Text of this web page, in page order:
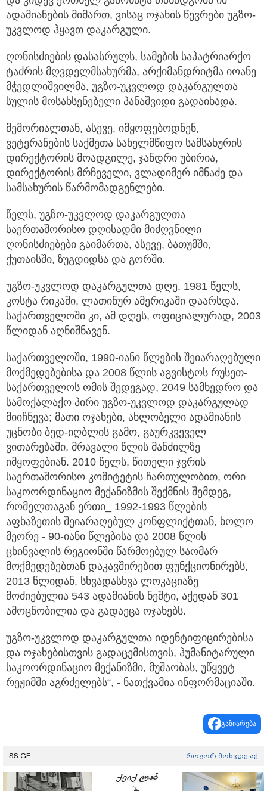
ადამიანების მიმართ, ვისაც ოჯახის წევრები უგზო-
უკვლოდ ჰყავთ დაკარგული.
ღონისძიების დასასრულს, სამების საპატრიარქო
ტაძრის მღვდელმსახურმა, არქიმანდრიტმა იოანე
მჭედლიშვილმა, უგზო-უკვლოდ დაკარგულთა
სულის მოსახსენებელი პანაშვიდი გადაიხადა.
მემორიალთან, ასევე, იმყოფებოდნენ,
ვეტერანების საქმეთა სახელმწიფო სამსახურის
დირექტორის მოადგილე, ჯანდრი უბირია,
დირექტორის მრჩეველი, ვლადიმერ იმნაძე და
სამსახურის წარმომადგენლები.
წელს, უგზო-უკვლოდ დაკარგულთა
საერთაშორისო დღისადმი მიძღვნილი
ღონისძიებები გაიმართა, ასევე, ბათუმში,
ქუთაისში, ზუგდიდსა და გორში.
უგზო-უკვლოდ დაკარგულთა დღე, 1981 წელს,
კოსტა რიკაში, ლათინურ ამერიკაში დაარსდა.
საქართველოში კი, ამ დღეს, ოფიციალურად, 2003
წლიდან აღნიშნავენ.
საქართველოში, 1990-იანი წლების შეიარაღებული
მოქმედებებისა და 2008 წლის აგვისტოს რუსეთ-
საქართველოს ომის შედეგად, 2049 სამხედრო და
სამოქალაქო პირი უგზო-უკვლოდ დაკარგულად
მიიჩნევა; მათი ოჯახები, ახლობელი ადამიანის
უცნობი ბედ-იღბლის გამო, გაურკვეველ
ვითარებაში, მრავალი წლის მანძილზე
იმყოფებიან. 2010 წელს, წითელი ჯვრის
საერთაშორისო კომიტეტის ჩართულობით, ორი
საკოორდინაციო მექანიზმის შექმნის შემდეგ,
რომელთაგან ერთი_ 1992-1993 წლების
აფხაზეთის შეიარაღებულ კონფლიქტთან, ხოლო
მეორე - 90-იანი წლებისა და 2008 წლის
ცხინვალის რეგიონში წარმოებულ საომარ
მოქმედებებთან დაკავშირებით ფუნქციონირებს,
2013 წლიდან, სხვადასხვა ლოკაციაზე
მოძიებულია 543 ადამიანის ნეშტი, აქედან 301
ამოცნობილია და გადაეცა ოჯახებს.
უგზო-უკვლოდ დაკარგულთა იდენტიფიცირებისა
და ოჯახებისთვის გადაცემისთვის, ჰუმანიტარული
საკოორდინაციო მექანიზმი, მუშაობას, უწყვეტ
რეჟიმში აგრძელებს“, - ნათქვამია ინფორმაციაში.
გაზიარება
SS.GE როგორ მოხვდე აქ